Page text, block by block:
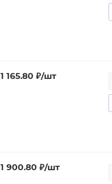
1 165.80 ₽/шт
1 900.80 ₽/шт